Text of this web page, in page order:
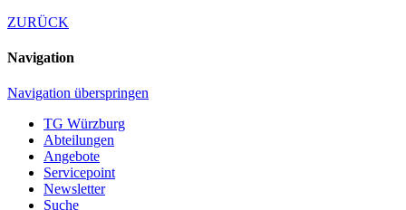
ZURÜCK
Navigation
Navigation überspringen
TG Würzburg
Abteilungen
Angebote
Servicepoint
Newsletter
Suche